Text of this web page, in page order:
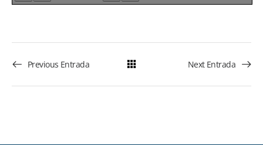
Previous Entrada Next Entrada